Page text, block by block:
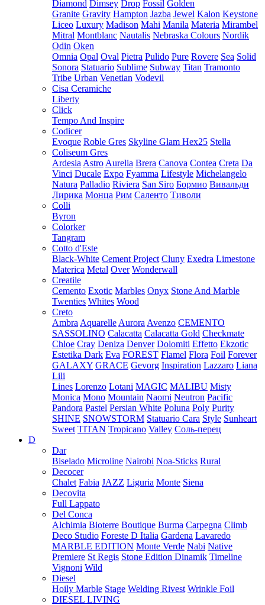
Diamond Dimsey Drop Fossil Golden
Granite Gravity Hampton Jazba Jewel Kalon Keystone
Liceo Luxury Madison Mahi Manila Materia Mirambel
Mitral Montblanc Nautalis Nebraska Colours Nordik
Odin Oken
Omnia Opal Oval Pietra Pulido Pure Rovere Sea Solid
Sonora Statuario Sublime Subway Titan Tramonto
Tribe Urban Venetian Vodevil
Cisa Ceramiche
Liberty
Click
Tempo And Inspire
Codicer
Evoque Roble Gres Skyline Glam Hex25 Stella
Coliseum Gres
Ardesia Astro Aurelia Brera Canova Contea Creta Da
Vinci Ducale Expo Fyamma Lifestyle Michelangelo
Natura Palladio Riviera San Siro Бормио Вивальди
Лирика Монца Рим Саленто Тиволи
Colli
Byron
Colorker
Tangram
Cotto d'Este
Black-White Cement Project Cluny Exedra Limestone
Materica Metal Over Wonderwall
Creatile
Cemento Exotic Marbles Onyx Stone And Marble
Twenties Whites Wood
Creto
Ambra Aquarelle Aurora Avenzo CEMENTO
SASSOLINO Calacatta Calacatta Gold Checkmate
Chloe Cray Deniza Denver Dolomiti Effetto Ekzotic
Estetika Dark Eva FOREST Flamel Flora Foil Forever
GALAXY GRACE Gevorg Inspiration Lazzaro Liana
Lili
Lines Lorenzo Lotani MAGIC MALIBU Misty
Monica Mono Mountain Naomi Neutron Pacific
Pandora Pastel Persian White Poluna Poly Purity
SHINE SNOWSTORM Statuario Cara Style Sunheart
Sweet TITAN Tropicano Valley Соль-перец
D
Dar
Biselado Microline Nairobi Noa-Sticks Rural
Decocer
Chalet Fabia JAZZ Liguria Monte Siena
Decovita
Full Lappato
Del Conca
Alchimia Bioterre Boutique Burma Carpegna Climb
Deco Studio Foreste D Italia Gardena Lavaredo
MARBLE EDITION Monte Verde Nabi Native
Premiere St Regis Stone Edition Dinamik Timeline
Vignoni Wild
Diesel
Hoily Marble Stage Welding Rivest Wrinkle Foil
DIESEL LIVING